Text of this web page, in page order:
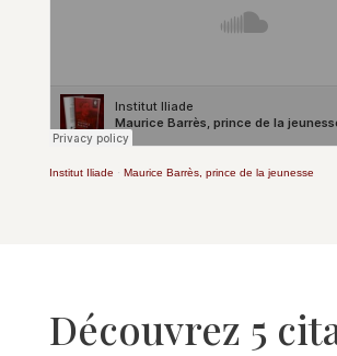
Ins­ti­tut Iliade · Mau­rice Bar­rès, prince de la jeunesse
Découvrez 5